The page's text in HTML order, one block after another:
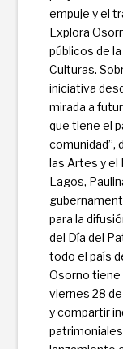
empuje y el
Explora
públicos de
Culturas.
iniciativa
mirada a
que tiene el
comunidad”,
las Artes y el
Lagos,
para la
del Día del
todo el país
Osorno tiene
viernes 28
y compartir
patrimoniales